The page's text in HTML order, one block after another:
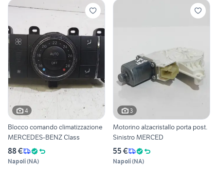
4
Blocco comando climatizzazione
MERCEDES-BENZ Class
88 €
Napoli(NA)
3
Motorino alzacristallo porta post.
Sinistro MERCED
55 €
Napoli(NA)